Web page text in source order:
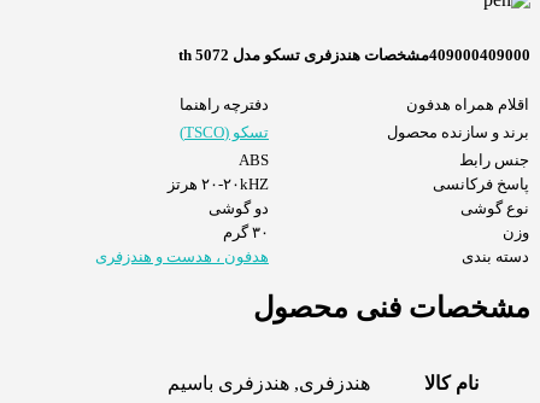
409000409000مشخصات هندزفری تسکو مدل th 5072
اقلام همراه هدفون
دفترچه راهنما
برند و سازنده محصول
تسکو (TSCO)
جنس رابط
ABS
پاسخ فرکانسی
۲۰-۲۰kHZ هرتز
نوع گوشی
دو گوشی
وزن
۳۰ گرم
دسته بندی
هدفون ، هدست و هندزفری
مشخصات فنی محصول
نام کالا هندزفری, هندزفری باسیم